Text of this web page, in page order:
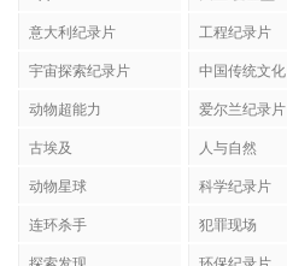
意大利纪录片
工程纪录片
宇宙探索纪录片
中国传统文化
动物超能力
爱尔兰纪录片
古埃及
人与自然
动物星球
科学纪录片
连环杀手
犯罪现场
探索发现
环保纪录片